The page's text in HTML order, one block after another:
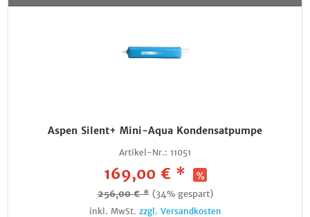
Aspen Silent+ Mini-Aqua Kondensatpumpe
Artikel-Nr.: 11051
169,00 € *
256,00 € * (34% gespart)
inkl. MwSt. zzgl. Versandkosten